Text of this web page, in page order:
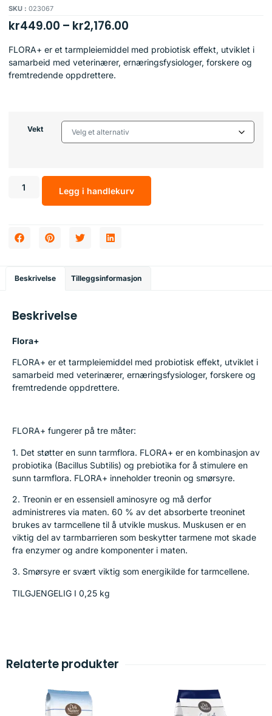
SKU : 023067
kr449.00 – kr2,176.00
FLORA+ er et tarmpleiemiddel med probiotisk effekt, utviklet i
samarbeid med veterinærer, ernæringsfysiologer, forskere og
fremtredende oppdrettere.
Vekt
Legg i handlekurv
Beskrivelse Tilleggsinformasjon
Beskrivelse
Flora+
FLORA+ er et tarmpleiemiddel med probiotisk effekt, utviklet i
samarbeid med veterinærer, ernæringsfysiologer, forskere og
fremtredende oppdrettere.
FLORA+ fungerer på tre måter:
1. Det støtter en sunn tarmflora. FLORA+ er en kombinasjon av
probiotika (Bacillus Subtilis) og prebiotika for å stimulere en
sunn tarmflora. FLORA+ inneholder treonin og smørsyre.
2. Treonin er en essensiell aminosyre og må derfor
administreres via maten. 60 % av det absorberte treoninet
brukes av tarmcellene til å utvikle muskus. Muskusen er en
viktig del av tarmbarrieren som beskytter tarmene mot skade
fra enzymer og andre komponenter i maten.
3. Smørsyre er svært viktig som energikilde for tarmcellene.
TILGJENGELIG I 0,25 kg
Relaterte produkter